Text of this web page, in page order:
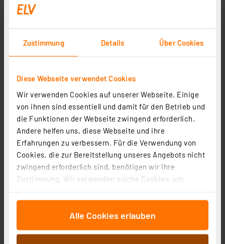
Zustimmung Details Über Cookies
Diese Webseite verwendet Cookies
Wir verwenden Cookies auf unserer Webseite. Einige
von ihnen sind essentiell und damit für den Betrieb und
die Funktionen der Webseite zwingend erforderlich.
Andere helfen uns, diese Webseite und ihre
Erfahrungen zu verbessern. Für die Verwendung von
Cookies, die zur Bereitstellung unseres Angebots nicht
zwingend erforderlich sind, benötigen wir Ihre
Zustimmung. Wir verwenden solche Cookies, um
für soziale Medien anbieten zu können und die Zugriffe
auf unsere Website zu analysieren. Außerdem geben
wir Informationen zu Ihrer Verwendung unserer Website
an unsere Partner für soziale Medien, Werbung und
Alle Cookies erlauben
Heizungsventiladapter für Giacomini 22,6 mm (Messing)
Artikel-Nr. 110212
(1)
14,95 €
inkl. MwSt.
Informationen zu Versandkosten